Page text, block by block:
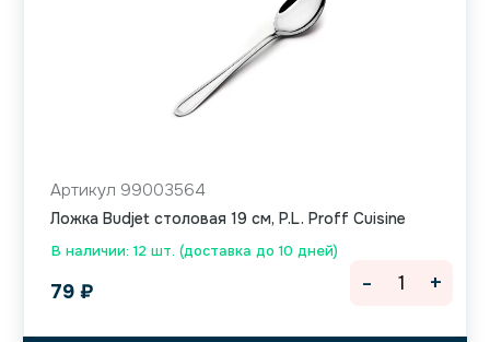
В наличии: 12 шт. (доставка до 10 дней)
Артикул 99003564
Ложка Budjet столовая 19 см, P.L. Proff Cuisine
79 ₽ - +